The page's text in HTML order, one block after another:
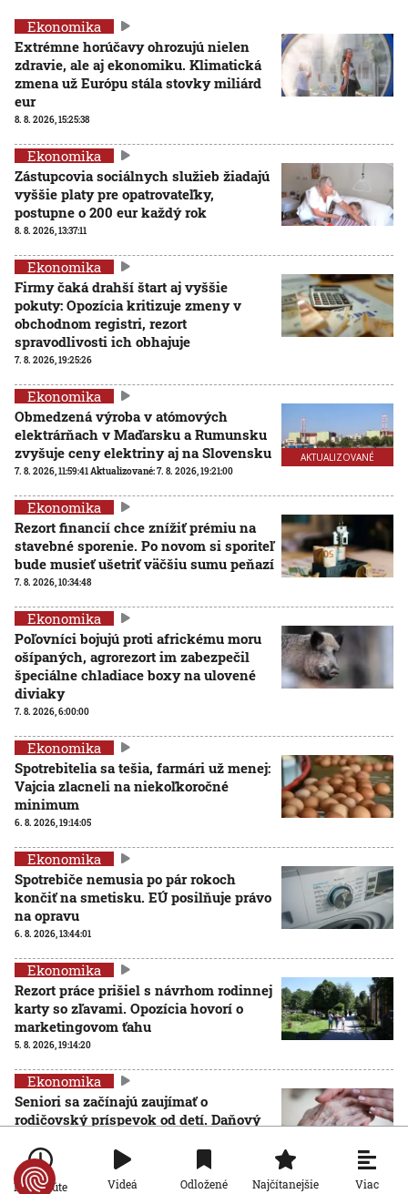
Ekonomika
Extrémne horúčavy ohrozujú nielen
zdravie, ale aj ekonomiku. Klimatická
zmena už Európu stála stovky miliárd
eur
8. 8. 2026, 15:25:38
Ekonomika
Zástupcovia sociálnych služieb žiadajú
vyššie platy pre opatrovateľky,
postupne o 200 eur každý rok
8. 8. 2026, 13:37:11
Ekonomika
Firmy čaká drahší štart aj vyššie
pokuty: Opozícia kritizuje zmeny v
obchodnom registri, rezort
spravodlivosti ich obhajuje
7. 8. 2026, 19:25:26
AKTUALIZOVANÉ
Ekonomika
Obmedzená výroba v atómových
elektrárňach v Maďarsku a Rumunsku
zvyšuje ceny elektriny aj na Slovensku
7. 8. 2026, 11:59:41Aktualizované:7. 8. 2026, 19:21:00
Ekonomika
Rezort financií chce znížiť prémiu na
stavebné sporenie. Po novom si sporiteľ
bude musieť ušetriť väčšiu sumu peňazí
7. 8. 2026, 10:34:48
Ekonomika
Poľovníci bojujú proti africkému moru
ošípaných, agrorezort im zabezpečil
špeciálne chladiace boxy na ulovené
diviaky
7. 8. 2026, 6:00:00
Ekonomika
Spotrebitelia sa tešia, farmári už menej:
Vajcia zlacneli na niekoľkoročné
minimum
6. 8. 2026, 19:14:05
Ekonomika
Spotrebiče nemusia po pár rokoch
končiť na smetisku. EÚ posilňuje právo
na opravu
6. 8. 2026, 13:44:01
Ekonomika
Rezort práce prišiel s návrhom rodinnej
karty so zľavami. Opozícia hovorí o
marketingovom ťahu
5. 8. 2026, 19:14:20
Ekonomika
Seniori sa začínajú zaujímať o
rodičovský príspevok od detí. Daňový
informácie nedajú
5. 8. 2026, 19:08:24
Po minúte Videá Odložené Najčítanejšie Viac